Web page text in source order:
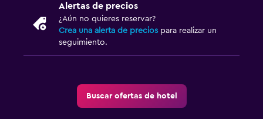
Alertas de precios
¿Aún no quieres reservar?
Crea una alerta de precios para realizar un
seguimiento.
Buscar ofertas de hotel